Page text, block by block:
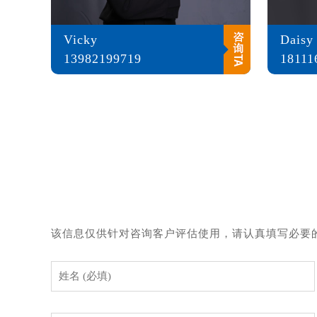
Vicky
13982199719
Daisy
该信息仅供针对咨询客户评估使用，请认真填写必